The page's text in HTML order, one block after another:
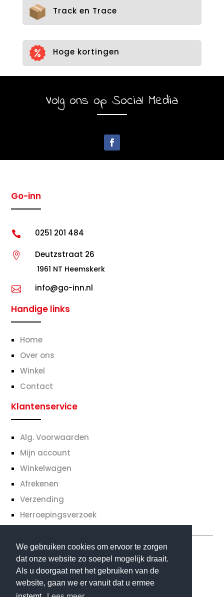
We gebruiken cookies om ervoor te zorgen
dat onze website zo soepel mogelijk draait.
Als u doorgaat met het gebruiken van de
website, gaan we er vanuit dat u ermee
Track en Trace
Hoge kortingen
Volg ons op Social Media
Go-inn
 0251 201 484
 Deutzstraat 26
1961 NT Heemskerk
 info@go-inn.nl
Handige links
Home
Over ons
Winkel
Contact
Klantenservice
Alg. Voorwaarden
Mijn account
Winkelwagen
Afrekenen
Verzending
Herroepingsverzoek
© Copyright Go-inn | Website gemaakt